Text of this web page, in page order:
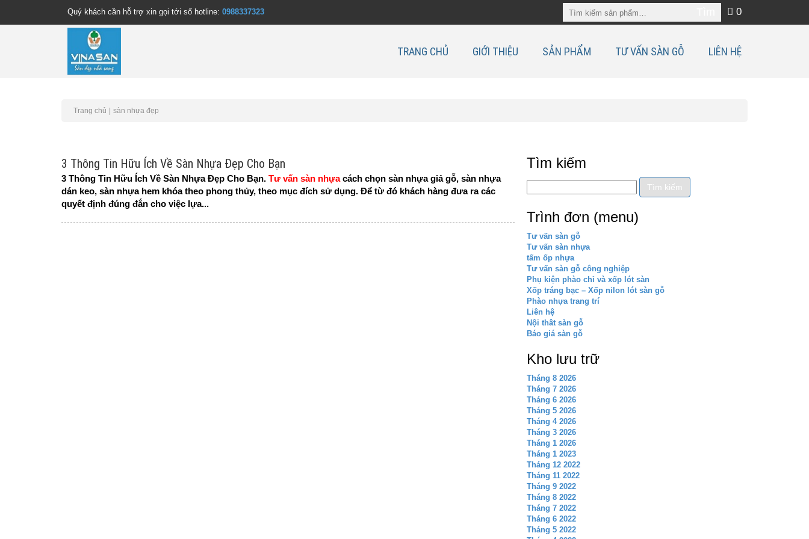
Quý khách cần hỗ trợ xin gọi tới số hotline: 0988337323 0
TRANG CHỦ GIỚI THIỆU SẢN PHẨM TƯ VẤN SÀN GỖ LIÊN HỆ
Trang chủ sàn nhựa đẹp
3 Thông Tin Hữu Ích Về Sàn Nhựa Đẹp Cho Bạn
3 Thông Tin Hữu Ích Về Sàn Nhựa Đẹp Cho Bạn. Tư vấn sàn nhựacách chọn sàn nhựa giả gỗ, sàn nhựa
dán keo, sàn nhựa hem khóa theo phong thủy, theo mục đích sử dụng. Để từ đó khách hàng đưa ra các
quyết định đúng đắn cho việc lựa...
Tìm kiếm
Trình đơn (menu)
Tư vấn sàn gỗ
Tư vấn sàn nhựa
tấm ốp nhựa
Tư vấn sàn gỗ công nghiệp
Phụ kiện phào chỉ và xốp lót sàn
Xốp tráng bạc – Xốp nilon lót sàn gỗ
Phào nhựa trang trí
Liên hệ
Nội thât sàn gỗ
Báo giá sàn gỗ
Kho lưu trữ
Tháng 8 2026
Tháng 7 2026
Tháng 6 2026
Tháng 5 2026
Tháng 4 2026
Tháng 3 2026
Tháng 1 2026
Tháng 1 2023
Tháng 12 2022
Tháng 11 2022
Tháng 9 2022
Tháng 8 2022
Tháng 7 2022
Tháng 6 2022
Tháng 5 2022